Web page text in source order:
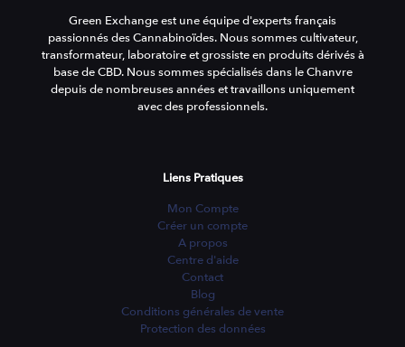
Green Exchange est une équipe d'experts français
passionnés des Cannabinoïdes. Nous sommes cultivateur,
transformateur, laboratoire et grossiste en produits dérivés à
base de CBD. Nous sommes spécialisés dans le Chanvre
depuis de nombreuses années et travaillons uniquement
avec des professionnels.
Liens Pratiques
Mon Compte
Créer un compte
A propos
Centre d'aide
Contact
Blog
Conditions générales de vente
Protection des données